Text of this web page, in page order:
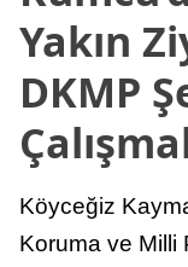
Yakın
DKMP
Köyceğiz
Koruma ve Milli